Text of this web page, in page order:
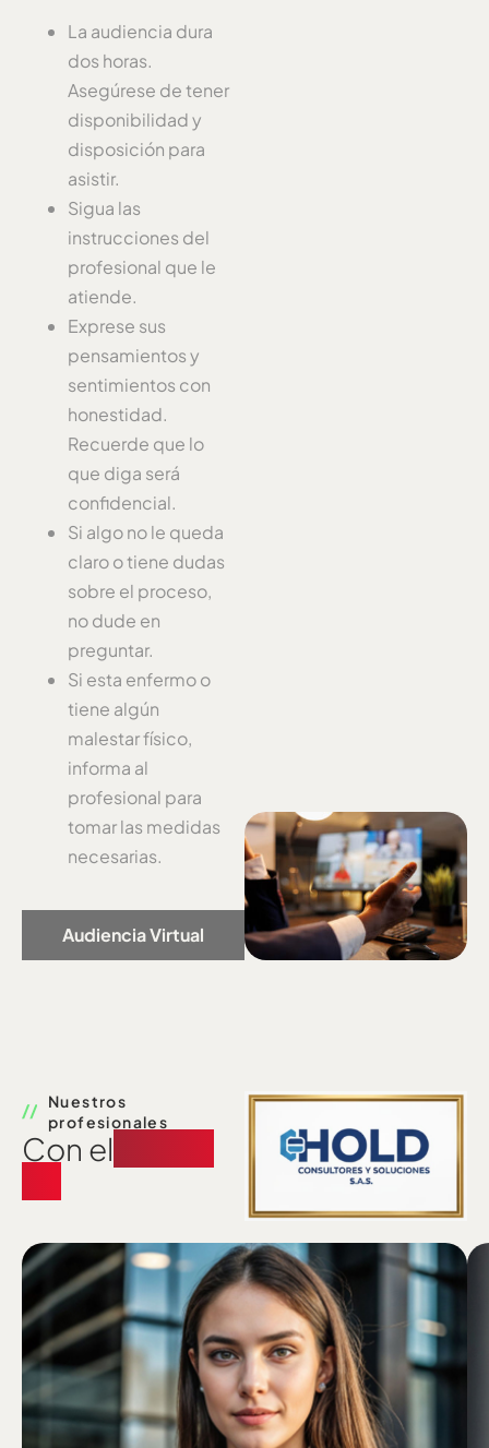
Audiencia Virtual
La audiencia dura
dos horas.
Asegúrese de tener
disponibilidad y
disposición para
asistir.
Sigua las
instrucciones del
profesional que le
atiende.
Exprese sus
pensamientos y
sentimientos con
honestidad.
Recuerde que lo
que diga será
confidencial.
Si algo no le queda
claro o tiene dudas
sobre el proceso,
no dude en
preguntar.
Si esta enfermo o
tiene algún
malestar físico,
informa al
profesional para
tomar las medidas
necesarias.
Nuestros
profesionales
Con el